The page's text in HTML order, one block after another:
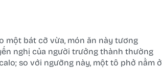
một bát cỡ vừa, món ăn này tương
nghị của người trưởng thành thường
so với ngưỡng này, một tô phở nằm ở